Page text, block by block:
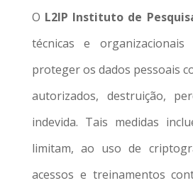
O L2IP Instituto de
técnicas e organizacionais
proteger os dados pessoais
autorizados, destruição,
indevida. Tais medidas
limitam, ao uso de
acessos e treinamentos